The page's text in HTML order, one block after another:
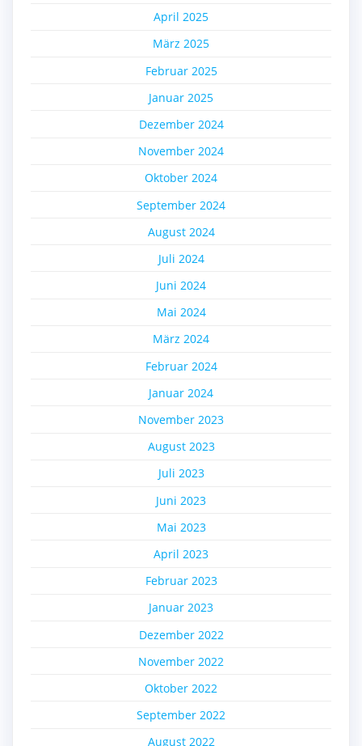
April 2025
März 2025
Februar 2025
Januar 2025
Dezember 2024
November 2024
Oktober 2024
September 2024
August 2024
Juli 2024
Juni 2024
Mai 2024
März 2024
Februar 2024
Januar 2024
November 2023
August 2023
Juli 2023
Juni 2023
Mai 2023
April 2023
Februar 2023
Januar 2023
Dezember 2022
November 2022
Oktober 2022
September 2022
August 2022